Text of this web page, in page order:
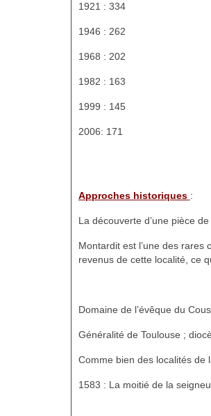
1921 : 334
1946 : 262
1968 : 202
1982 : 163
1999 : 145
2006: 171
Approches historiques :
La découverte d’une pièce
Montardit est l’une des rares
revenus de cette localité, ce
Domaine de l’évêque du
Généralité de Toulouse ;
Comme bien des localités de
1583 : La moitié de la